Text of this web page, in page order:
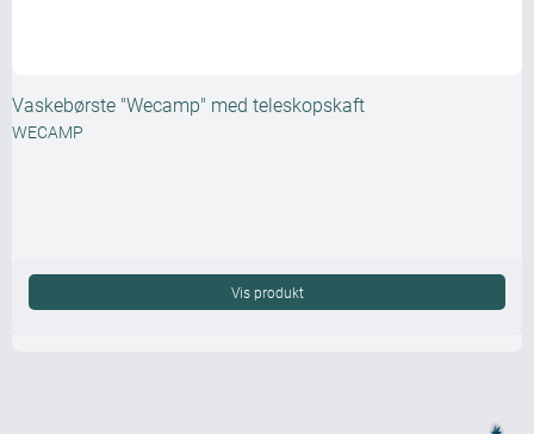
Vaskebørste "Wecamp" med teleskopskaft
WECAMP
Vis produkt